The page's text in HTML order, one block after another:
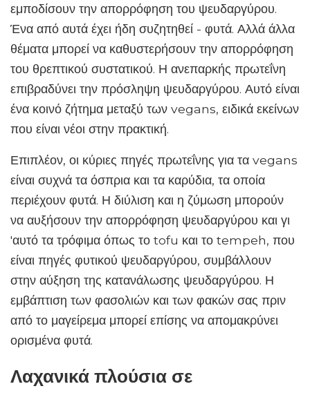
εμποδίσουν την απορρόφηση του ψευδαργύρου.
Ένα από αυτά έχει ήδη συζητηθεί - φυτά. Αλλά άλλα
θέματα μπορεί να καθυστερήσουν την απορρόφηση
του θρεπτικού συστατικού. Η ανεπαρκής πρωτεΐνη
επιβραδύνει την πρόσληψη ψευδαργύρου. Αυτό είναι
ένα κοινό ζήτημα μεταξύ των vegans, ειδικά εκείνων
που είναι νέοι στην πρακτική.
Επιπλέον, οι κύριες πηγές πρωτεΐνης για τα vegans
είναι συχνά τα όσπρια και τα καρύδια, τα οποία
περιέχουν φυτά. Η διύλιση και η ζύμωση μπορούν
να αυξήσουν την απορρόφηση ψευδαργύρου και γι
'αυτό τα τρόφιμα όπως το tofu και το tempeh, που
είναι πηγές φυτικού ψευδαργύρου, συμβάλλουν
στην αύξηση της κατανάλωσης ψευδαργύρου. Η
εμβάπτιση των φασολιών και των φακών σας πριν
από το μαγείρεμα μπορεί επίσης να απομακρύνει
ορισμένα φυτά.
Λαχανικά πλούσια σε